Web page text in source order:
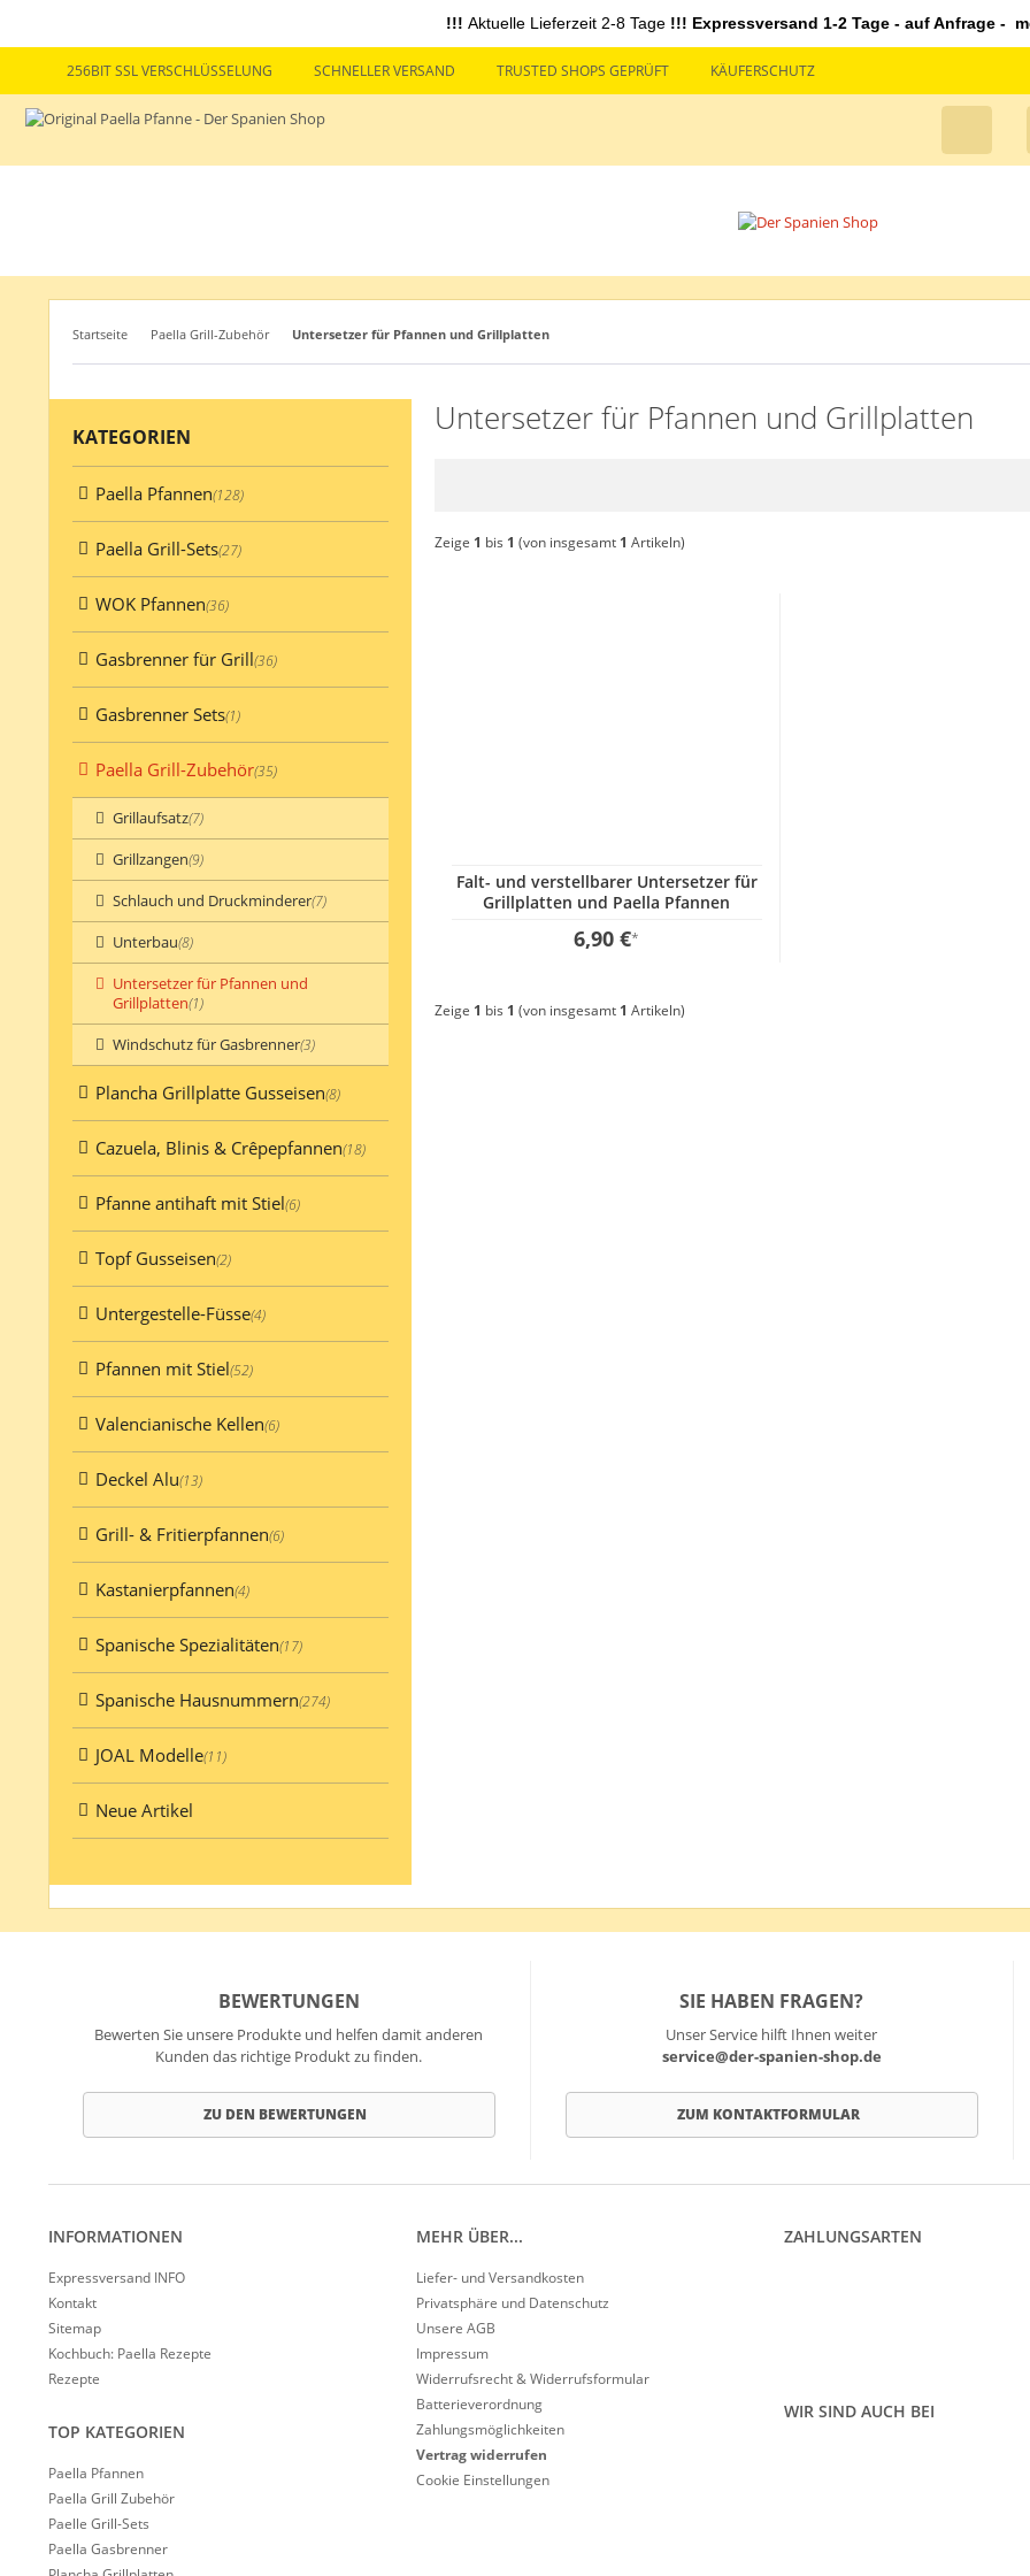
!!! Aktuelle Lieferzeit 2-8 Tage !!! Expressversand 1-2 Tage - auf Anfrage -
256BIT SSL VERSCHLÜSSELUNG SCHNELLER VERSAND TRUSTED SHOPS GEPRÜFT KÄUFERSCHUTZ
Startseite Paella Grill-Zubehör Untersetzer für Pfannen und Grillplatten
Untersetzer für Pfannen und Grillplatten
Zeige 1 bis 1 (von insgesamt 1 Artikeln)
Falt- und verstellbarer Untersetzer für
Grillplatten und Paella Pfannen
6,90 €*
Zeige 1 bis 1 (von insgesamt 1 Artikeln)
KATEGORIEN
Paella Pfannen(128)
Paella Grill-Sets(27)
WOK Pfannen(36)
Gasbrenner für Grill(36)
Gasbrenner Sets(1)
Paella Grill-Zubehör(35)
Grillaufsatz(7)
Grillzangen(9)
Schlauch und Druckminderer(7)
Unterbau(8)
Untersetzer für Pfannen und
Grillplatten(1)
Windschutz für Gasbrenner(3)
Plancha Grillplatte Gusseisen(8)
Cazuela, Blinis & Crêpepfannen(18)
Pfanne antihaft mit Stiel(6)
Topf Gusseisen(2)
Untergestelle-Füsse(4)
Pfannen mit Stiel(52)
Valencianische Kellen(6)
Deckel Alu(13)
Grill- & Fritierpfannen(6)
Kastanierpfannen(4)
Spanische Spezialitäten(17)
Spanische Hausnummern(274)
JOAL Modelle(11)
Neue Artikel
BEWERTUNGEN
Bewerten Sie unsere Produkte und helfen damit anderen
Kunden das richtige Produkt zu finden.
ZU DEN BEWERTUNGEN
SIE HABEN FRAGEN?
Unser Service hilft Ihnen weiter
service@der-spanien-shop.de
ZUM KONTAKTFORMULAR
INFORMATIONEN
Expressversand INFO
Kontakt
Sitemap
Kochbuch: Paella Rezepte
Rezepte
TOP KATEGORIEN
Paella Pfannen
Paella Grill Zubehör
Paelle Grill-Sets
Paella Gasbrenner
MEHR ÜBER...
Liefer- und Versandkosten
Privatsphäre und Datenschutz
Unsere AGB
Impressum
Widerrufsrecht & Widerrufsformular
Batterieverordnung
Zahlungsmöglichkeiten
Vertrag widerrufen
Cookie Einstellungen
ZAHLUNGSARTEN
WIR SIND AUCH BEI